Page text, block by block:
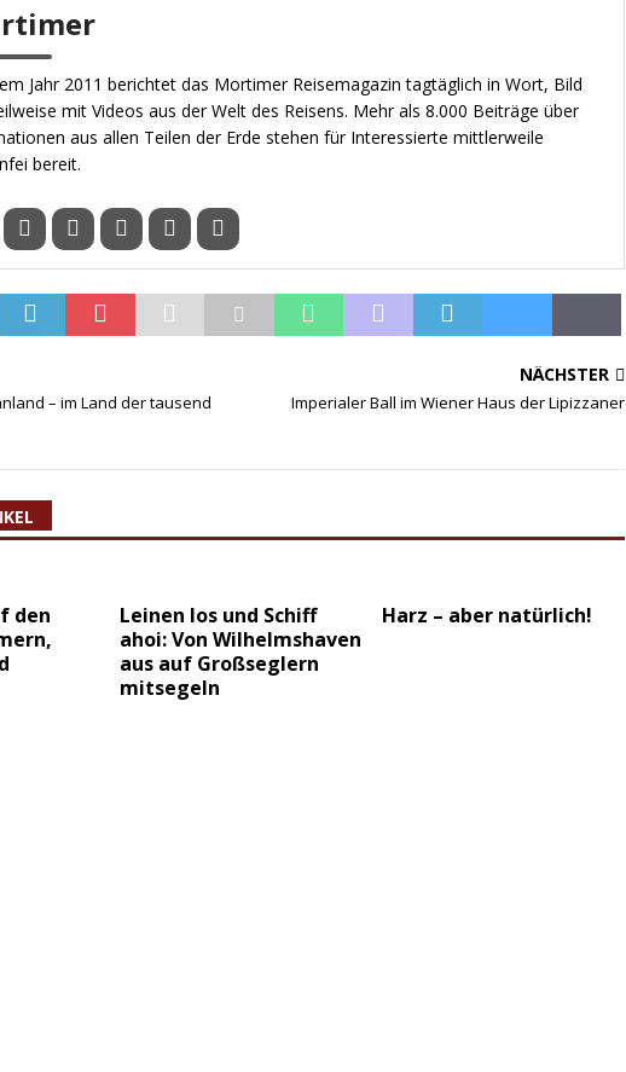
Jahr 2011 berichtet das Mortimer Reisemagazin tagtäglich in Wort, Bild
mit Videos aus der Welt des Reisens. Mehr als 8.000 Beiträge über
aus allen Teilen der Erde stehen für Interessierte mittlerweile
bereit.
– im Land der tausend
NÄCHSTER
Imperialer Ball im Wiener Haus der Lipizzaner
den
Leinen los und Schiff
ahoi: Von Wilhelmshaven
aus auf Großseglern
mitsegeln
Harz – aber natürlich!